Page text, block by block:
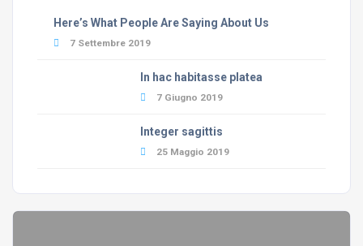
Here’s What People Are Saying About Us
7 Settembre 2019
In hac habitasse platea
7 Giugno 2019
Integer sagittis
25 Maggio 2019